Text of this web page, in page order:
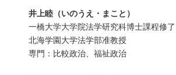
井上睦（いのうえ・まこと）
一橋大学大学院法学研究科博士課程修了
北海学園大学法学部准教授
専門：比較政治、福祉政治